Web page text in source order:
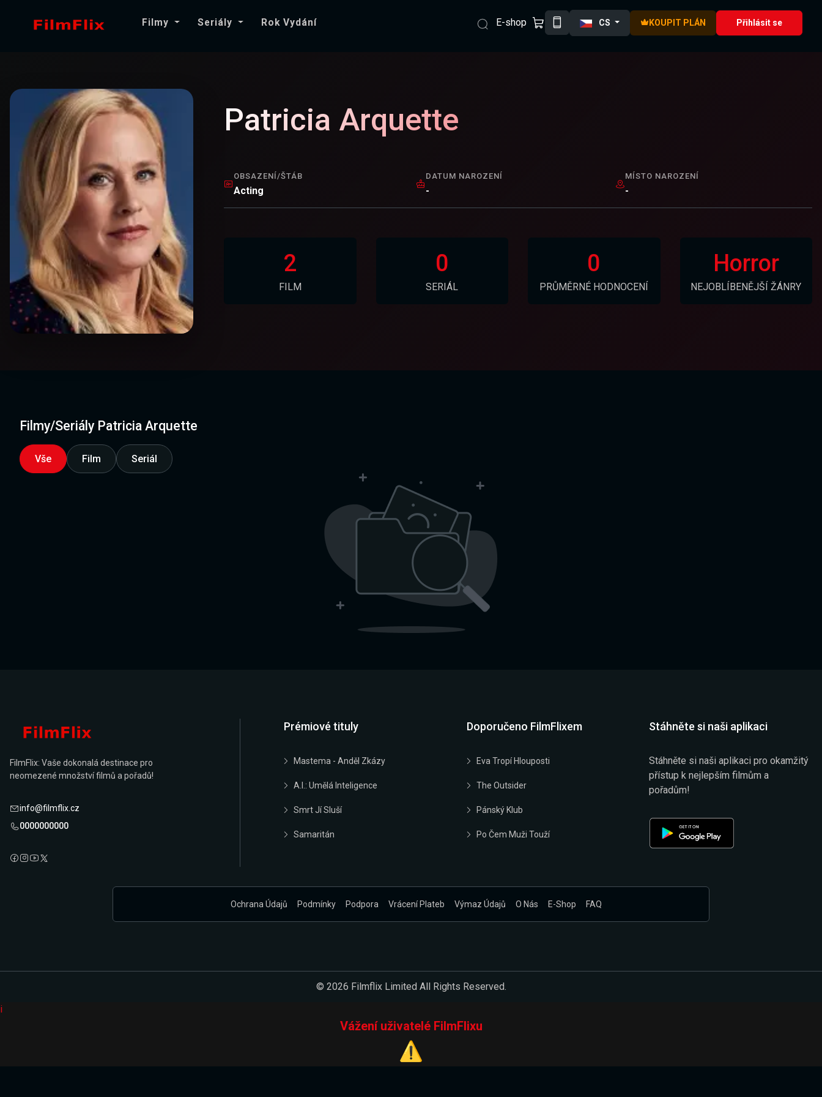
Filmy Seriály Rok Vydání E-shop CS KOUPIT PLÁN Přihlásit se
Patricia Arquette
OBSAZENÍ/ŠTÁB
Acting
DATUM NAROZENÍ
-
MÍSTO NAROZENÍ
-
2
FILM
0
SERIÁL
0
PRŮMĚRNÉ HODNOCENÍ
Horror
NEJOBLÍBENĚJŠÍ ŽÁNRY
Filmy/Seriály Patricia Arquette
Vše Film Seriál
FilmFlix: Vaše dokonalá destinace pro
neomezené množství filmů a pořadů!
info@filmflix.cz
0000000000
Prémiové tituly
Mastema - Anděl Zkázy
A.I.: Umělá Inteligence
Smrt Jí Sluší
Samaritán
Doporučeno FilmFlixem
Eva Tropí Hlouposti
The Outsider
Pánský Klub
Po Čem Muži Touží
Stáhněte si naši aplikaci
Stáhněte si naši aplikaci pro okamžitý
přístup k nejlepším filmům a
pořadům!
Ochrana Údajů Podmínky Podpora Vrácení Plateb Výmaz Údajů O Nás E-Shop FAQ
© 2026 Filmflix Limited All Rights Reserved.
i
Vážení uživatelé FilmFlixu
⚠️